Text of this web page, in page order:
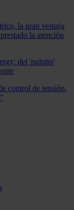
la gran ventaja
la atención
del 'pulpito'
control de tensión,